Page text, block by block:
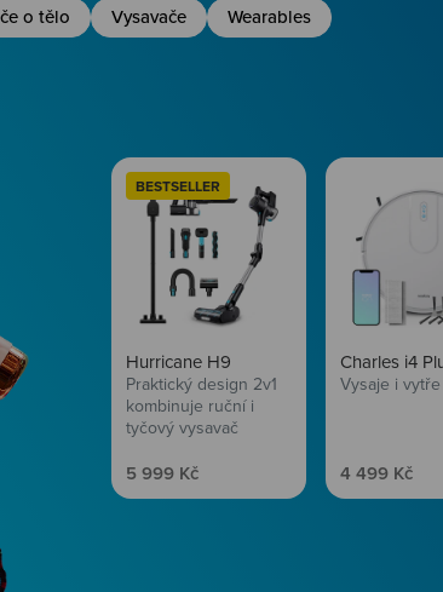
o tělo Vysavače Wearables
BESTSELLER
Hurricane H9
Praktický design 2v1
kombinuje ruční i
tyčový vysavač
Prodejní cena
5 999 Kč
Charles i4
Vysaje i
Prodejní cena
4 499 Kč
Péče o vlasy